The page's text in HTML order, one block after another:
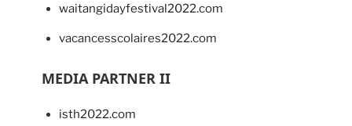
waitangidayfestival2022.com
vacancesscolaires2022.com
MEDIA PARTNER II
isth2022.com